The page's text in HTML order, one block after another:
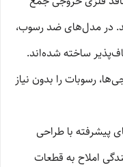
در مدل‌های ضد رسوب،
ساخته شده‌اند.
رسوبات را بدون نیاز
پیشرفته با طراحی
املاح به قطعات